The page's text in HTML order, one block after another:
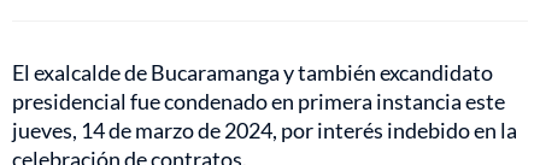
El exalcalde de Bucaramanga y también excandidato
presidencial fue condenado en primera instancia este
jueves, 14 de marzo de 2024, por interés indebido en la
celebración de contratos.